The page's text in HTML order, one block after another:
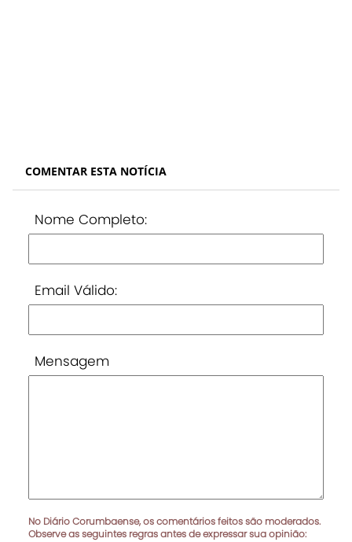
COMENTAR ESTA NOTÍCIA
Nome Completo:
Email Válido:
Mensagem
No Diário Corumbaense, os comentários feitos são moderados.
Observe as seguintes regras antes de expressar sua opinião: